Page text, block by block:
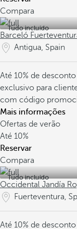
Compara
Tudo incluído
Barceló
Antigua, Spain
Até 10% de
exclusivo para
com código
Mais informações
Ofertas de verão
Até 10%
Reservar
Compara
Tudo incluído
Occidental Jandía
Fuerteventura,
Até 10% de